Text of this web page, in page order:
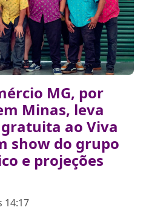
MG, por
Minas, leva
ao Viva
show do grupo
e projeções
14:17